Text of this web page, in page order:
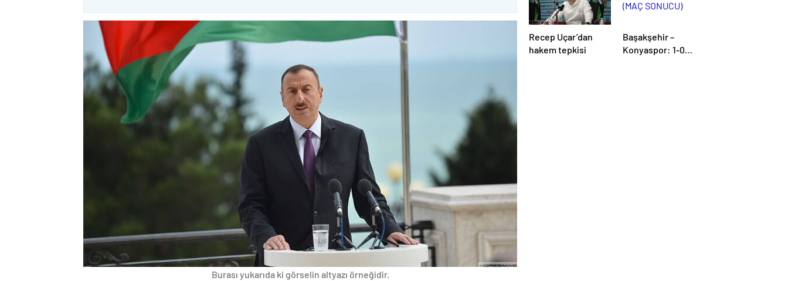
Burası yukarıda ki görselin altyazı örneğidir.
Recep Uçar’dan
hakem tepkisi
Başakşehir –
Konyaspor: 1-0